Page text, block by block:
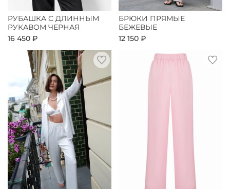
РУБАШКА С ДЛИННЫМ
РУКАВОМ ЧЕРНАЯ
16 450 ₽
БРЮКИ ПРЯМЫЕ
БЕЖЕВЫЕ
12 150 ₽